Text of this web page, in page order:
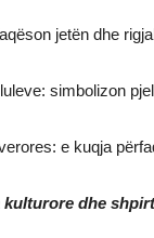
jetën dhe
simbolizon
e kuqja
kulturore dhe